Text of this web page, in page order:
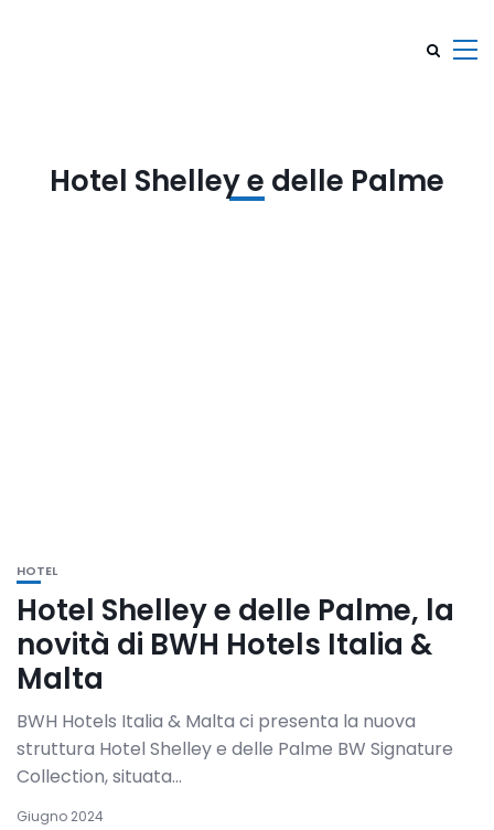
Hotel Shelley e delle Palme
HOTEL
Hotel Shelley e delle Palme, la
novità di BWH Hotels Italia &
Malta
BWH Hotels Italia & Malta ci presenta la nuova
struttura Hotel Shelley e delle Palme BW Signature
Collection, situata...
Giugno 2024